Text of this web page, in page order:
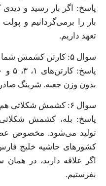
پاسخ: اگر بار رسید و دیدی
بار را برمی‌گردانیم و پولت
تعهد داریم.
سوال ۵: کارتن کشمش شما چند کیلو خالص است؟
بدون وزن جعبه. شرینگ
سوال ۶: کشمش شکلاتی هم دارید؟
پاسخ: بله، کشمش شکلاتی
تولید می‌شود. مخصوص
کشورهای حاشیه خلیج فارس
اگر علاقه دارید، در همان
بفرستیم.